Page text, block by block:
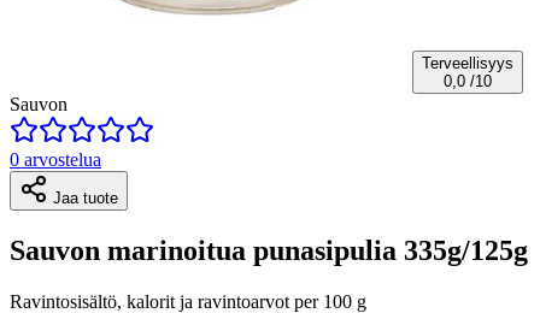
Terveellisyys
0,0 /10
Sauvon
0 arvostelua
Jaa tuote
Sauvon marinoitua punasipulia 335g/125g
Ravintosisältö, kalorit ja ravintoarvot per 100 g